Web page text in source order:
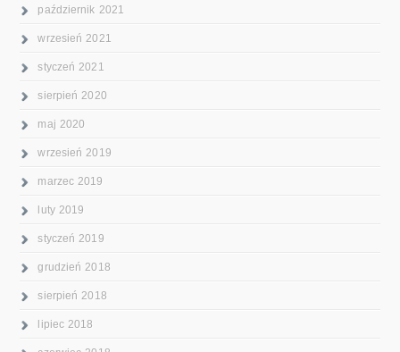
październik 2021
wrzesień 2021
styczeń 2021
sierpień 2020
maj 2020
wrzesień 2019
marzec 2019
luty 2019
styczeń 2019
grudzień 2018
sierpień 2018
lipiec 2018